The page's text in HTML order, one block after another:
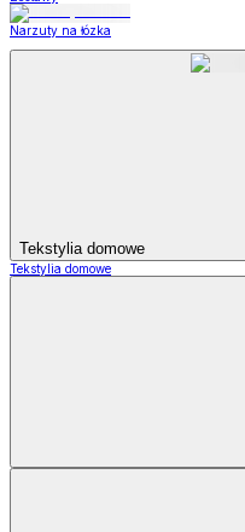
Narzuty na łózka
Tekstylia domowe
Tekstylia domowe